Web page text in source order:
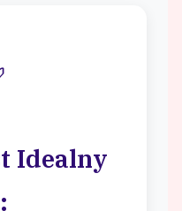
Idealny